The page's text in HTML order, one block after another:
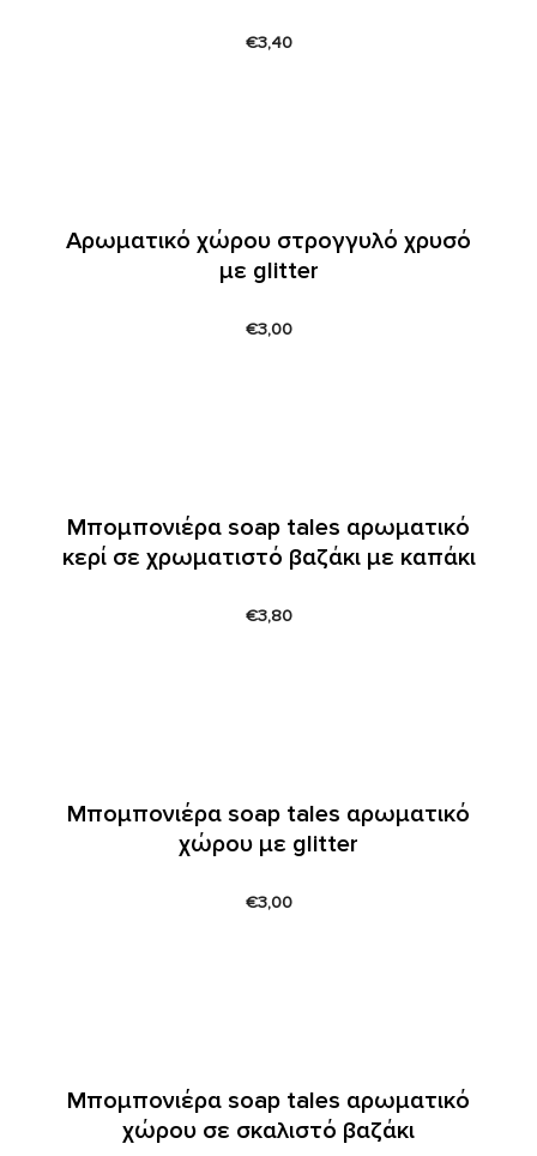
€3,40
Αρωματικό χώρου στρογγυλό χρυσό
με glitter
€3,00
Μπομπονιέρα soap tales αρωματικό
κερί σε χρωματιστό βαζάκι με καπάκι
€3,80
Μπομπονιέρα soap tales αρωματικό
χώρου με glitter
€3,00
Μπομπονιέρα soap tales αρωματικό
χώρου σε σκαλιστό βαζάκι